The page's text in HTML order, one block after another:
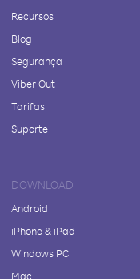
Recursos
Blog
Segurança
Viber Out
Tarifas
Suporte
DOWNLOAD
Android
iPhone & iPad
Windows PC
Mac